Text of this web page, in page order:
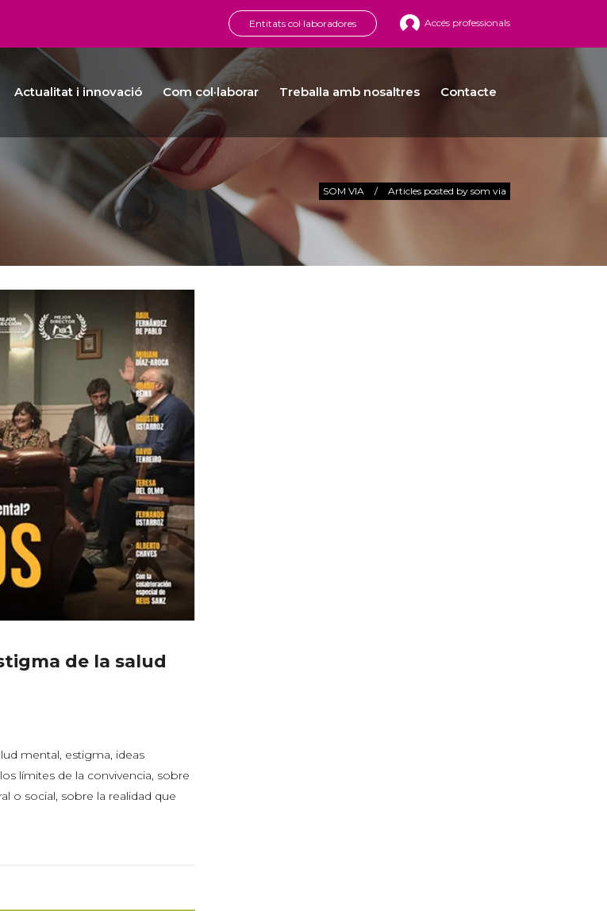
Entitats col·laboradores Accés professionals
Actualitat i innovació Com col·laborar Treballa amb nosaltres Contacte
SOM VIA / Articles posted by som via
de la salud
mental, estigma, ideas
límites de la convivencia, sobre
o social, sobre la realidad que